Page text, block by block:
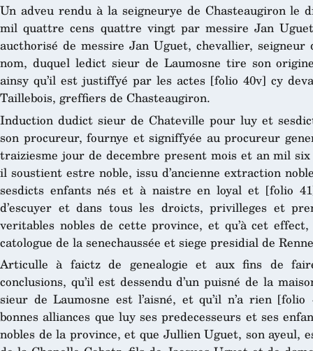
Un adveu rendu à la seigneurye de Chasteaugiron le
mil quattre cens quattre vingt par messire Jan
aucthorisé de messire Jan Uguet, chevallier,
nom, duquel ledict sieur de Laumosne tire son
ainsy qu’il est justiffyé par les actes [folio 40v] cy
Taillebois, greffiers de Chasteaugiron.
Induction dudict sieur de Chateville pour luy et
son procureur, fournye et signiffyée au procureur
traiziesme jour de decembre present mois et an mil
il soustient estre noble, issu d’ancienne extraction
sesdicts enfants nés et à naistre en loyal et [folio
d’escuyer et dans tous les droicts, privilleges et
veritables nobles de cette province, et qu’à cet
catologue de la senechaussée et siege presidial de
Articulle à faictz de genealogie et aux fins de
conclusions, qu’il est dessendu d’un puisné de la
sieur de Laumosne est l’aisné, et qu’il n’a rien
bonnes alliances que luy ses predecesseurs et ses
nobles de la province, et que Jullien Uguet, son ayeul,